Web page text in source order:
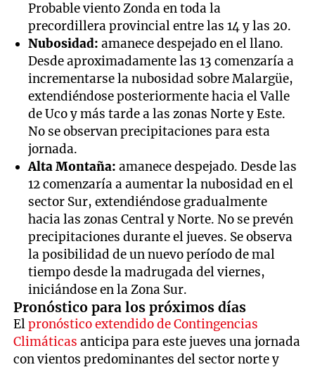
Probable viento Zonda en toda la
precordillera provincial entre las 14 y las 20.
Nubosidad: amanece despejado en el llano.
Desde aproximadamente las 13 comenzaría a
incrementarse la nubosidad sobre Malargüe,
extendiéndose posteriormente hacia el Valle
de Uco y más tarde a las zonas Norte y Este.
No se observan precipitaciones para esta
jornada.
Alta Montaña: amanece despejado. Desde las
12 comenzaría a aumentar la nubosidad en el
sector Sur, extendiéndose gradualmente
hacia las zonas Central y Norte. No se prevén
precipitaciones durante el jueves. Se observa
la posibilidad de un nuevo período de mal
tiempo desde la madrugada del viernes,
iniciándose en la Zona Sur.
Pronóstico para los próximos días
Elpronóstico extendido de Contingencias
Climáticas anticipa para este jueves una jornada
con vientos predominantes del sector norte y